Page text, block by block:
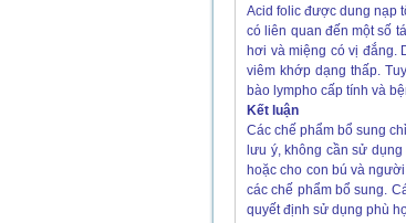
Acid folic được dung nạp
có liên quan đến một số
hơi và miệng có vị đắng.
viêm khớp dạng thấp.
bào lympho cấp tính và
Kết luận
Các chế phẩm bổ sung
lưu ý, không cần sử
hoặc cho con bú và
các chế phẩm bổ sung.
quyết định sử dụng phù